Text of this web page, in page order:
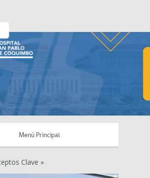
Menú Principal
Clave »